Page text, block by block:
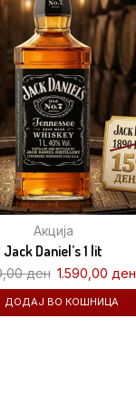
Акција
Jack Daniel’s 1 lit
ден 1.590,00 ден
ДОДАЈ ВО КОШНИЦА